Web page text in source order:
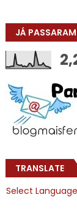
JÁ
TRANSLATE
Select Language